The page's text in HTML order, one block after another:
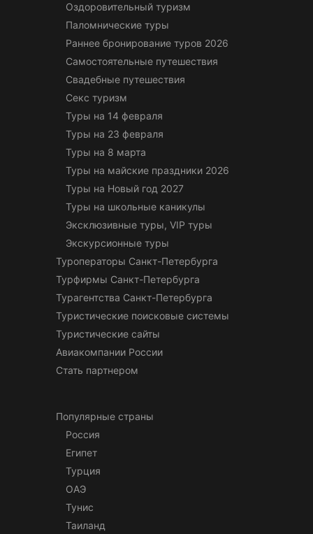
Оздоровительный туризм
Паломнические туры
Раннее бронирование туров 2026
Самостоятельные путешествия
Свадебные путешествия
Секс туризм
Туры на 14 февраля
Туры на 23 февраля
Туры на 8 марта
Туры на майские праздники 2026
Туры на Новый год 2027
Туры на школьные каникулы
Эксклюзивные туры, VIP туры
Экскурсионные туры
Туроператоры Санкт-Петербурга
Турфирмы Санкт-Петербурга
Турагентства Санкт-Петербурга
Туристические поисковые системы
Туристические сайты
Авиакомпании России
Стать партнером
Популярные страны
Россия
Египет
Турция
ОАЭ
Тунис
Таиланд